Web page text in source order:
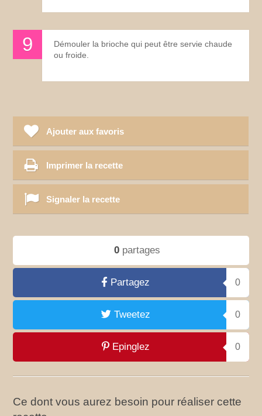
Démouler la brioche qui peut être servie chaude
ou froide.
Ajouter aux favoris
Imprimer la recette
Signaler la recette
0partages
Partagez 0
Tweetez 0
Epinglez 0
Ce dont vous aurez besoin pour réaliser cette